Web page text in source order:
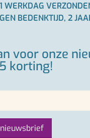
WERKDAG
BEDENKTIJD, 2
voor onze
korting!